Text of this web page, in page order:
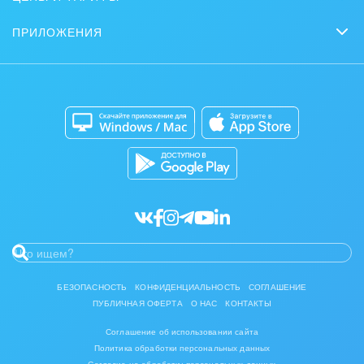
Контакт-центр
Нейросети
Кибербезопасность
Партнеры
Стать партнером
Битрикс24 для Энтерпрайз
ПРИЛОЖЕНИЯ
Битрикс24 Маркет
Разработчикам приложений
БЕЗОПАСНОСТЬ КОНФИДЕНЦИАЛЬНОСТЬ
СОГЛАШЕНИЕ
ПУБЛИЧНАЯ ОФЕРТА
О НАС КОНТАКТЫ
Соглашение об использовании сайта
Политика обработки персональных данных